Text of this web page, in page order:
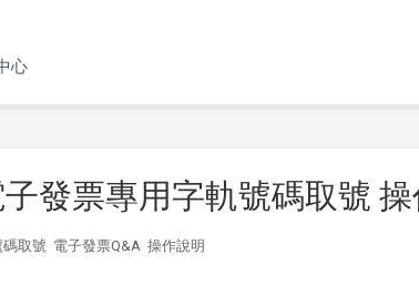
心
發票專用字軌號碼取號
碼取號 電子發票Q&A 操作說明